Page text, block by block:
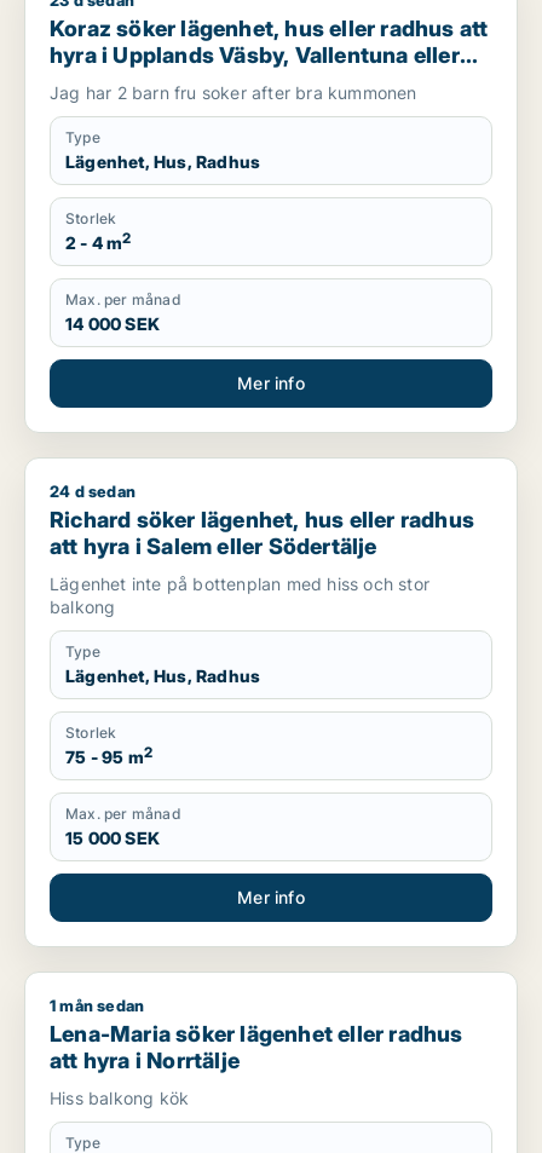
Koraz söker lägenhet, hus eller radhus att
hyra i Upplands Väsby, Vallentuna eller
Järfälla m.fl.
Jag har 2 barn fru soker after bra kummonen
Type
Lägenhet, Hus, Radhus
Storlek
2 - 4 m2
Max. per månad
14 000 SEK
Mer info
Richard söker lägenhet, hus eller radhus att hyra i Salem
24 d sedan
Richard söker lägenhet, hus eller radhus
att hyra i Salem eller Södertälje
Lägenhet inte på bottenplan med hiss och stor
balkong
Type
Lägenhet, Hus, Radhus
Storlek
75 - 95 m2
Max. per månad
15 000 SEK
Mer info
Lena-Maria söker lägenhet eller radhus att hyra i Norrtälje
1 mån sedan
Lena-Maria söker lägenhet eller radhus
att hyra i Norrtälje
Hiss balkong kök
Type